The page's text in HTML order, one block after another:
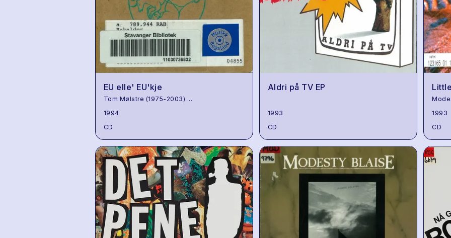
EU elle' EU'kje
Tom Mølstre (1975-2003) ...
1994
CD
Aldri på TV EP
1993
CD
1993
CD